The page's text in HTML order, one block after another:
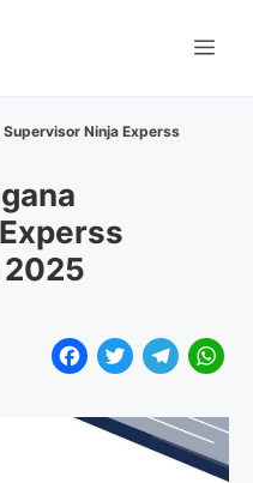
Ninja Experss
F
T
i
T
l
W
a
t